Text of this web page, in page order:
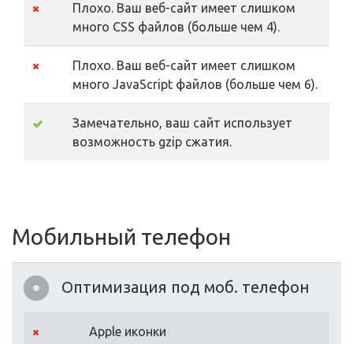
Плохо. Ваш веб-сайт имеет слишком
много CSS файлов (больше чем 4).
Плохо. Ваш веб-сайт имеет слишком
много JavaScript файлов (больше чем 6).
Замечательно, ваш сайт использует
возможность gzip сжатия.
Мобильный телефон
Оптимизация под моб. телефон
Apple иконки